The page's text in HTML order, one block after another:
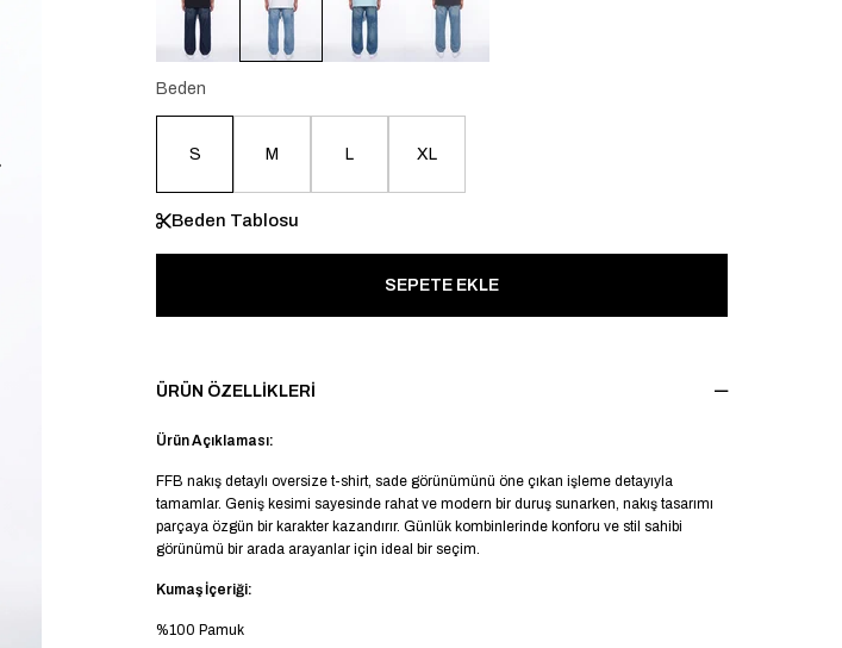
Beden
S M L XL
Beden Tablosu
ÜRÜN ÖZELLIKLERI
Ürün Açıklaması:
FFB nakış detaylı oversize t-shirt, sade görünümünü öne çıkan işleme detayıyla
tamamlar. Geniş kesimi sayesinde rahat ve modern bir duruş sunarken, nakış tasarımı
parçaya özgün bir karakter kazandırır. Günlük kombinlerinde konforu ve stil sahibi
görünümü bir arada arayanlar için ideal bir seçim.
Kumaş İçeriği:
%100 Pamuk